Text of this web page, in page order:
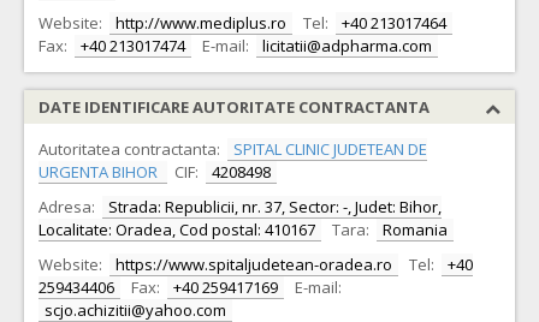
Website:
http://www.mediplus.ro Tel:
+40 213017464
Fax:
+40 213017474 E-mail: licitatii@adpharma.com
DATE IDENTIFICARE AUTORITATE CONTRACTANTA
Autoritatea contractanta:
SPITAL CLINIC JUDETEAN DE
URGENTA BIHOR
CIF:
4208498
Adresa:
Strada: Republicii, nr. 37, Sector: -, Judet: Bihor,
Localitate: Oradea, Cod postal: 410167
Tara:
Romania
Website:
https://www.spitaljudetean-oradea.ro Tel:
+40
259434406
Fax: +40 259417169
E-mail:
scjo.achizitii@yahoo.com